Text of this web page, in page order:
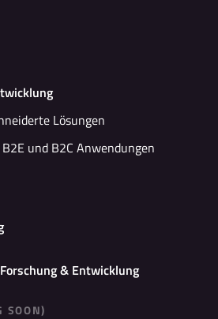
Lösungen
und B2C Anwendungen
& Entwicklung
SOON)